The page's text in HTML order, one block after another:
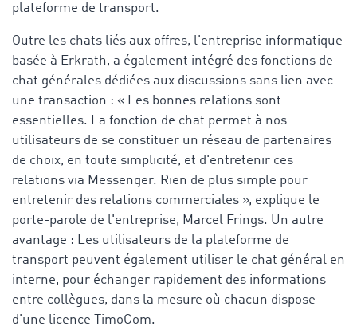
plateforme de transport.
Outre les chats liés aux offres, l'entreprise informatique
basée à Erkrath, a également intégré des fonctions de
chat générales dédiées aux discussions sans lien avec
une transaction : « Les bonnes relations sont
essentielles. La fonction de chat permet à nos
utilisateurs de se constituer un réseau de partenaires
de choix, en toute simplicité, et d'entretenir ces
relations via Messenger. Rien de plus simple pour
entretenir des relations commerciales », explique le
porte-parole de l'entreprise, Marcel Frings. Un autre
avantage : Les utilisateurs de la plateforme de
transport peuvent également utiliser le chat général en
interne, pour échanger rapidement des informations
entre collègues, dans la mesure où chacun dispose
d'une licence TimoCom.